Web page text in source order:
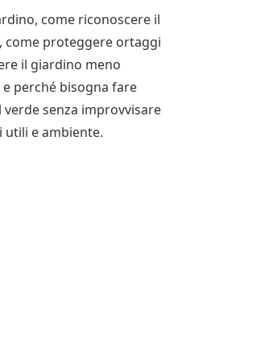
come riconoscere il
come proteggere ortaggi
il giardino meno
perché bisogna fare
senza improvvisare
e ambiente.